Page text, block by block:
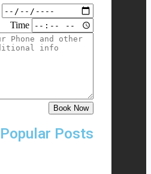
Time
Book Now
Popular Posts